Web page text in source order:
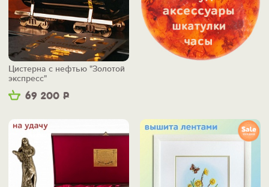
69 200 Р
Цистерна с нефтью "Золотой
экспресс"